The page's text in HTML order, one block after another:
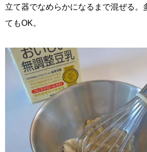
立て器でなめらかになるまで混ぜる。
てもOK。